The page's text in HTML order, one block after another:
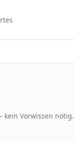
kein Vorwissen nötig.